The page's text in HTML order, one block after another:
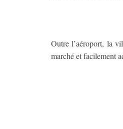
Outre l’aéroport, la
marché et facilement